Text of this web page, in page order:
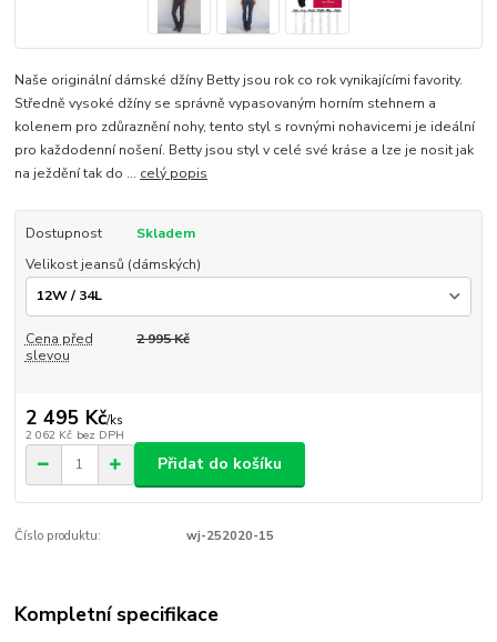
Naše originální dámské džíny Betty jsou rok co rok vynikajícími favority.
Středně vysoké džíny se správně vypasovaným horním stehnem a
kolenem pro zdůraznění nohy, tento styl s rovnými nohavicemi je ideální
pro každodenní nošení. Betty jsou styl v celé své kráse a lze je nosit jak
na ježdění tak do ... celý popis
Dostupnost
Skladem
Velikost jeansů (dámských)
Cena před
slevou
2 995 Kč
2 495 Kč/ks
2 062 Kč bez DPH
Přidat do košíku
Číslo produktu: wj-252020-15
Kompletní specifikace